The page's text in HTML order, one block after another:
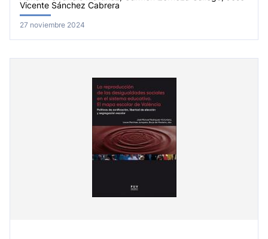
Vicente Sánchez Cabrera
27 noviembre 2024